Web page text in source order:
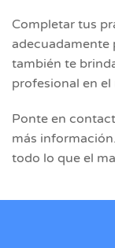
Completar tus
adecuadamente
también te
profesional en
Ponte en
más
todo lo que el